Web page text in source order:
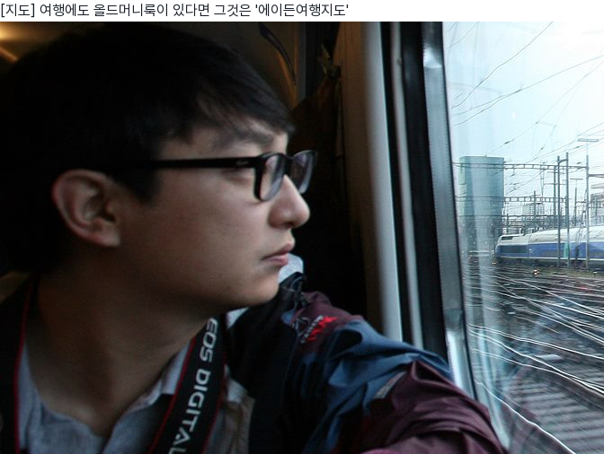
[지도] 여행에도 올드머니룩이 있다면 그것은 '에이든여행지도'
친구
와디즈 에디션
메이커센터
wadiz NEXT BRAND
와디즈 파트너 서비스
IP 라이선스 사업 신청
와디즈 스쿨
도움말센터
서포터클럽 멤버십